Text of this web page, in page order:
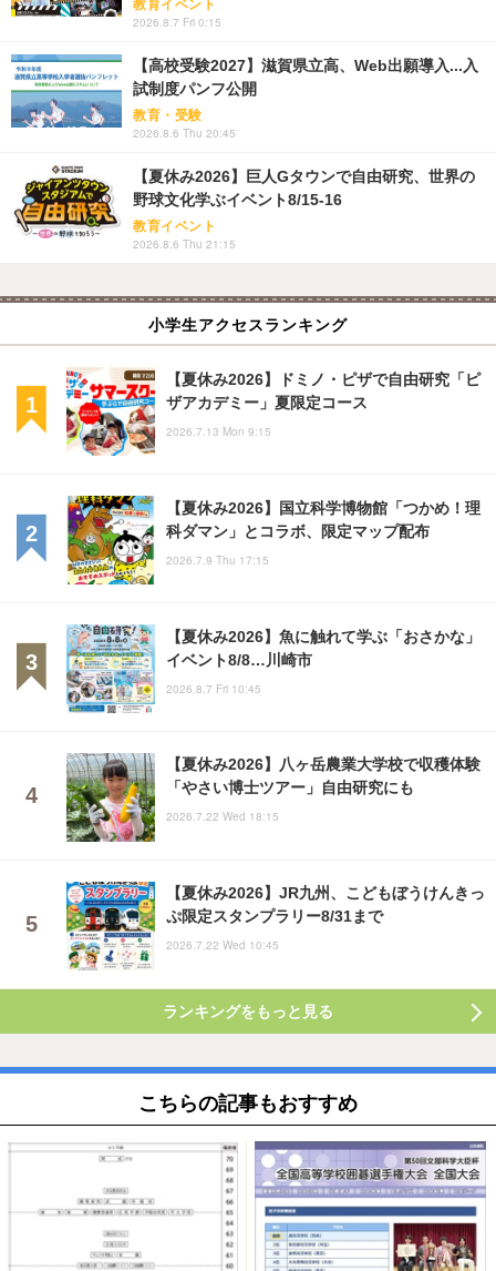
教育イベント
2026.8.7 Fri 0:15
【高校受験2027】滋賀県立高、Web出願導入...入
試制度パンフ公開
教育・受験
2026.8.6 Thu 20:45
【夏休み2026】巨人Gタウンで自由研究、世界の
野球文化学ぶイベント8/15-16
教育イベント
2026.8.6 Thu 21:15
小学生アクセスランキング
【夏休み2026】ドミノ・ピザで自由研究「ピ
ザアカデミー」夏限定コース
2026.7.13 Mon 9:15
【夏休み2026】国立科学博物館「つかめ！理
科ダマン」とコラボ、限定マップ配布
2026.7.9 Thu 17:15
【夏休み2026】魚に触れて学ぶ「おさかな」
イベント8/8…川崎市
2026.8.7 Fri 10:45
【夏休み2026】八ヶ岳農業大学校で収穫体験
「やさい博士ツアー」自由研究にも
2026.7.22 Wed 18:15
【夏休み2026】JR九州、こどもぼうけんきっ
ぷ限定スタンプラリー8/31まで
2026.7.22 Wed 10:45
ランキングをもっと見る
こちらの記事もおすすめ